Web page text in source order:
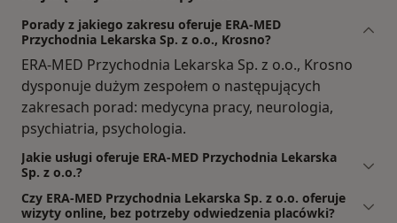
Porady z jakiego zakresu oferuje ERA-MED
Przychodnia Lekarska Sp. z o.o., Krosno?
ERA-MED Przychodnia Lekarska Sp. z o.o., Krosno
dysponuje dużym zespołem o następujących
zakresach porad: medycyna pracy, neurologia,
psychiatria, psychologia.
Jakie usługi oferuje ERA-MED Przychodnia Lekarska
Sp. z o.o.?
Czy ERA-MED Przychodnia Lekarska Sp. z o.o. oferuje
wizyty online, bez potrzeby odwiedzenia placówki?